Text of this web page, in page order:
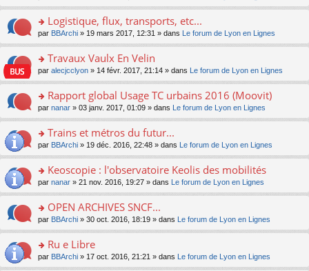
e
nt
u
ré
c
e
nt
n
le
pl
u
ré
c
e
nt
e
n
n
le
pl
u
ré
c
e
nt
a
g
e
n
n
le
pl
u
ré
c
e
nt
le
m
e
a
g
e
n
n
le
pl
u
ré
c
e
nt
n
ult
er
le
m
e
a
g
e
n
n
le
pl
u
ré
c
e
nt
o
n
ult
er
le
m
e
a
g
e
n
n
le
pl
u
ré
c
Logistique, flux, transports, etc...
par BBArchi » 19 mars 2017, 12:31 » dans Le forum de Lyon en Lignes
o
n
ult
er
le
m
e
a
g
e
n
n
le
pl
u
Travaux Vaulx En Velin
par alecjcclyon » 14 févr. 2017, 21:14 » dans Le forum de Lyon en Lignes
o
n
ult
er
le
m
e
a
g
e
n
n
Rapport global Usage TC urbains 2016 (Moovit)
par nanar » 03 janv. 2017, 01:09 » dans Le forum de Lyon en Lignes
o
n
ult
er
le
m
e
a
g
e
Trains et métros du futur...
par BBArchi » 19 déc. 2016, 22:48 » dans Le forum de Lyon en Lignes
o
n
ult
er
le
m
e
Keoscopie : l'observatoire Keolis des mobilités
par nanar » 21 nov. 2016, 19:27 » dans Le forum de Lyon en Lignes
o
n
ult
er
OPEN ARCHIVES SNCF...
par BBArchi » 30 oct. 2016, 18:19 » dans Le forum de Lyon en Lignes
o
n
Ru e Libre
par BBArchi » 17 oct. 2016, 21:21 » dans Le forum de Lyon en Lignes